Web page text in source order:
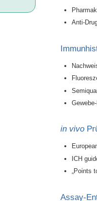
Anti-
in vivo
ICH
„Points
Assay-